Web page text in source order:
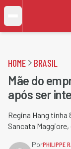
HOME BRASIL
Mãe do
após ser
Regina Hang tinha
Sancata Maggiore,
PorPHILIPPE